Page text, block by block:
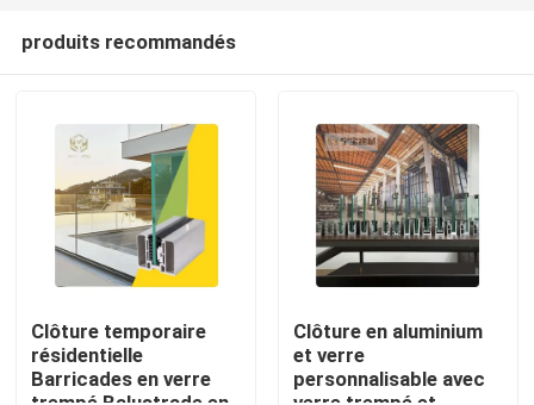
Aperçu
Produits
A propos de nous
produits recommandés
Clôture temporaire
résidentielle
Barricades en verre
Clôture en aluminium
et verre
personnalisable avec